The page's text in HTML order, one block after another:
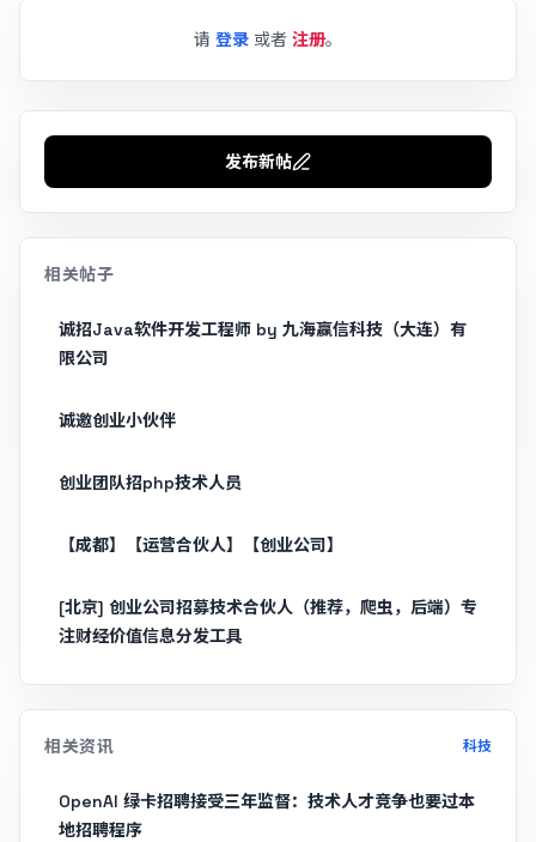
请 登录 或者 注册。
发布新帖
相关帖子
诚招Java软件开发工程师 by 九海赢信科技（大连）有
限公司
诚邀创业小伙伴
创业团队招php技术人员
【成都】【运营合伙人】【创业公司】
[北京] 创业公司招募技术合伙人（推荐，爬虫，后端）专
注财经价值信息分发工具
相关资讯 科技
OpenAI 绿卡招聘接受三年监督：技术人才竞争也要过本
地招聘程序